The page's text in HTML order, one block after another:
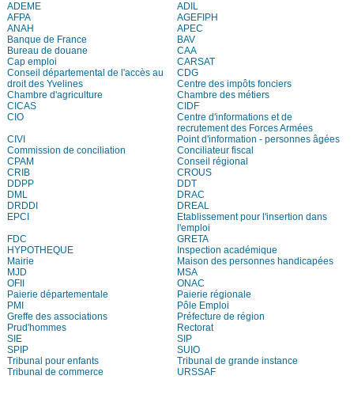
ADEME
ADIL
AFPA
AGEFIPH
ANAH
APEC
Banque de France
BAV
Bureau de douane
CAA
Cap emploi
CARSAT
Conseil départemental de l'accès au
droit des Yvelines
CDG
Centre des impôts fonciers
Chambre d'agriculture
Chambre des métiers
CICAS
CIDF
CIO
Centre d'informations et de
recrutement des Forces Armées
CIVI
Point d'information - personnes âgées
Commission de conciliation
Conciliateur fiscal
CPAM
Conseil régional
CRIB
CROUS
DDPP
DDT
DML
DRAC
DRDDI
DREAL
EPCI
Etablissement pour l'insertion dans
l'emploi
FDC
GRETA
HYPOTHEQUE
Inspection académique
Mairie
Maison des personnes handicapées
MJD
MSA
OFII
ONAC
Paierie départementale
Paierie régionale
PMI
Pôle Emploi
Greffe des associations
Préfecture de région
Prud'hommes
Rectorat
SIE
SIP
SPIP
SUIO
Tribunal pour enfants
Tribunal de grande instance
Tribunal de commerce URSSAF